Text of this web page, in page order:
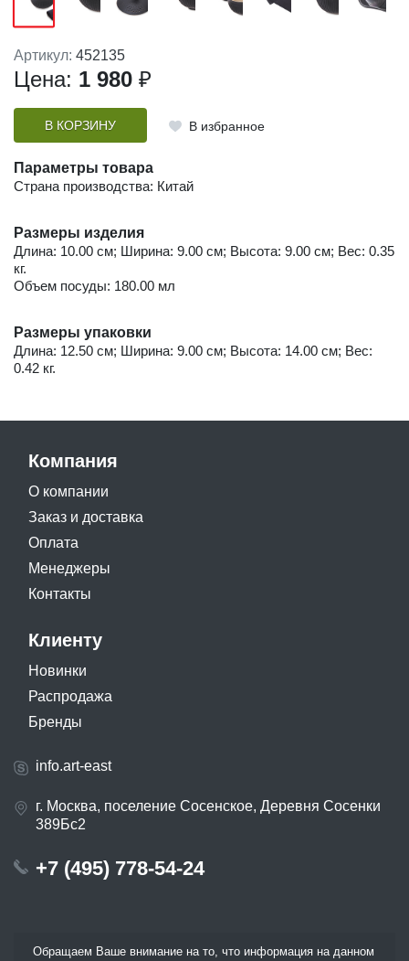
Артикул: 452135
Цена: 1 980 ₽
В КОРЗИНУ В избранное
Параметры товара
Страна производства: Китай
Размеры изделия
Длина: 10.00 см; Ширина: 9.00 см; Высота: 9.00 см; Вес: 0.35
кг.
Объем посуды: 180.00 мл
Размеры упаковки
Длина: 12.50 см; Ширина: 9.00 см; Высота: 14.00 см; Вес:
0.42 кг.
Компания
О компании
Заказ и доставка
Оплата
Менеджеры
Контакты
Клиенту
Новинки
Распродажа
Бренды
info.art-east
г. Москва, поселение Сосенское, Деревня Сосенки
389Бс2
+7 (495) 778-54-24
Обращаем Ваше внимание на то, что информация на данном